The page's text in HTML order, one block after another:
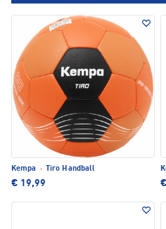
Kempa · Tiro Handball
€ 19,99